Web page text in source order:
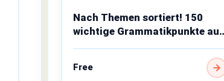
Nach Themen sortiert! 150
wichtige Grammatikpunkte auf
Anfängerniveau
Free